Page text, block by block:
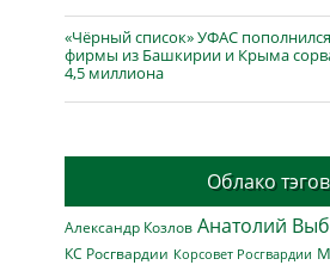
«Чёрный список» УФАС
фирмы из Башкирии и Крыма
4,5 миллиона
Облако тэгов
Александр Козлов Анатолий
КС Росгвардии Корсовет Росгвардии